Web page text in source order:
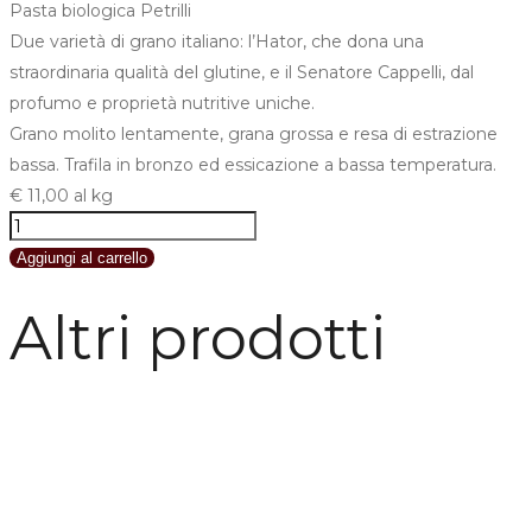
Pasta biologica Petrilli
Due varietà di grano italiano: l’Hator, che dona una
straordinaria qualità del glutine, e il Senatore Cappelli, dal
profumo e proprietà nutritive uniche.
Grano molito lentamente, grana grossa e resa di estrazione
bassa. Trafila in bronzo ed essicazione a bassa temperatura.
€ 11,00 al kg
Rigatoni
quantità
Aggiungi al carrello
Altri prodotti